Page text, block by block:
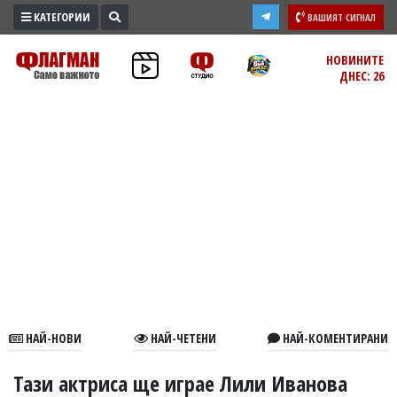
ПРОМО
ЗОНА
В
КАТЕГОРИИ ВАШИЯТ СИГНАЛ
НОВИНИТЕ
ДНЕС: 26
НАЙ-НОВИ НАЙ-ЧЕТЕНИ НАЙ-КОМЕНТИРАНИ
Тази актриса ще играе Лили Иванова